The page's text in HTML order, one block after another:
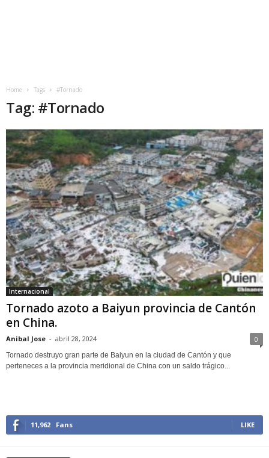
Home Tags #Tornado
Tag: #Tornado
Internacional
Tornado azoto a Baiyun provincia de Cantón
en China.
Anibal Jose - abril 28, 2024 0
Tornado destruyo gran parte de Baiyun en la ciudad de Cantón y que
perteneces a la provincia meridional de China con un saldo trágico...
11,962 Fans LIKE